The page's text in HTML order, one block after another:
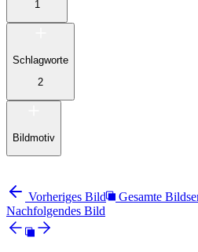
1
Schlagworte
2
Bildmotiv
Vorheriges Bild
Gesamte
Nachfolgendes Bild